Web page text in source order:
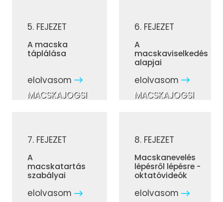
5. FEJEZET
A macska
táplálása
elolvasom
6. FEJEZET
A
macskaviselkedés
alapjai
elolvasom
MACSKAJOGSI
7. FEJEZET
A
macskatartás
szabályai
elolvasom
MACSKAJOGSI
8. FEJEZET
Macskanevelés
lépésről lépésre -
oktatóvideók
elolvasom